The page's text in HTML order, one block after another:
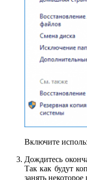
Включите
Дождитесь
Так как будут
занять некоторое